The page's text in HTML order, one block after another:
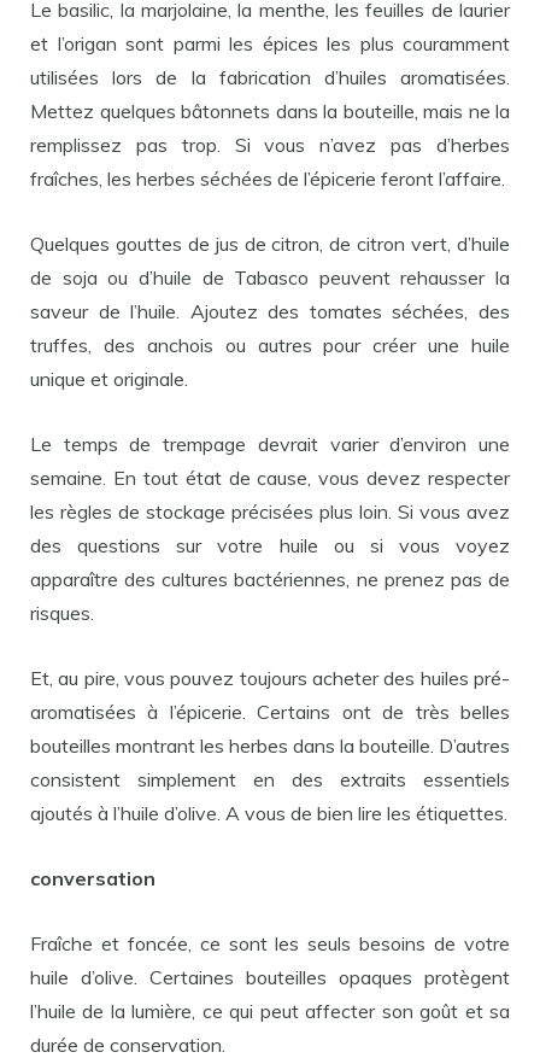
Le basilic, la marjolaine, la menthe, les feuilles de laurier
et l’origan sont parmi les épices les plus couramment
utilisées lors de la fabrication d’huiles aromatisées.
Mettez quelques bâtonnets dans la bouteille, mais ne la
remplissez pas trop. Si vous n’avez pas d’herbes
fraîches, les herbes séchées de l’épicerie feront l’affaire.
Quelques gouttes de jus de citron, de citron vert, d’huile
de soja ou d’huile de Tabasco peuvent rehausser la
saveur de l’huile. Ajoutez des tomates séchées, des
truffes, des anchois ou autres pour créer une huile
unique et originale.
Le temps de trempage devrait varier d’environ une
semaine. En tout état de cause, vous devez respecter
les règles de stockage précisées plus loin. Si vous avez
des questions sur votre huile ou si vous voyez
apparaître des cultures bactériennes, ne prenez pas de
risques.
Et, au pire, vous pouvez toujours acheter des huiles pré-
aromatisées à l’épicerie. Certains ont de très belles
bouteilles montrant les herbes dans la bouteille. D’autres
consistent simplement en des extraits essentiels
ajoutés à l’huile d’olive. A vous de bien lire les étiquettes.
conversation
Fraîche et foncée, ce sont les seuls besoins de votre
huile d’olive. Certaines bouteilles opaques protègent
l’huile de la lumière, ce qui peut affecter son goût et sa
durée de conservation.